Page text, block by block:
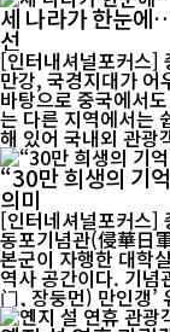
세 나라가 한눈에
선
[인터내셔널포커스]
만강, 국경지대가 어
바탕으로 중국에서
는 다른 지역에서는
“30만 희생의 기
의미
[인터네셔널포커스]
동포기념관(侵華日
본군이 자행한 대학
역사 공간이다. 기념
门, 장둥먼) 만인갱’